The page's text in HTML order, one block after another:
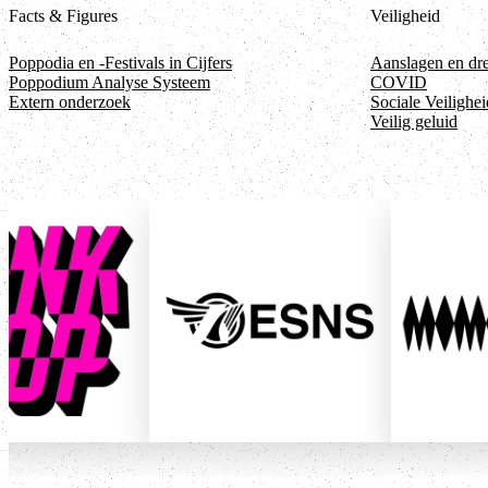
Facts & Figures
Poppodia en -Festivals in Cijfers
Poppodium Analyse Systeem
Extern onderzoek
Veiligheid
Aanslagen en
COVID
Sociale
Veilig geluid